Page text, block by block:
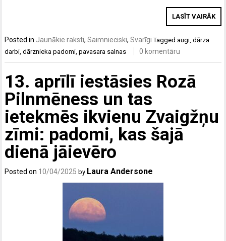
LASĪT VAIRĀK
Posted in Jaunākie raksti,Saimnieciski,Svarīgi Taggedaugi,dārza
darbi,dārznieka padomi,pavasara salnas 0 komentāru
13. aprīlī iestāsies Rozā
Pilnmēness un tas
ietekmēs ikvienu Zvaigžņu
zīmi: padomi, kas šajā
dienā jāievēro
Posted on 10/04/2025 by Laura Andersone